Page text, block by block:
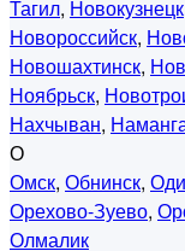
Тагил, Новокузнецк
Новороссийск,
Новошахтинск,
Ноябрьск,
Нахчыван,
О
Омск, Обнинск,
Орехово-Зуево,
Олмалик